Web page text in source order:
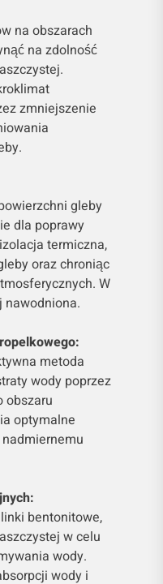
na obszarach
na zdolność
zmniejszenie
gleby
dla poprawy
termiczna,
oraz chroniąc
W
nawodniona.
metoda
wody poprzez
obszaru
optymalne
bentonitowe,
w celu
wody.
wody i